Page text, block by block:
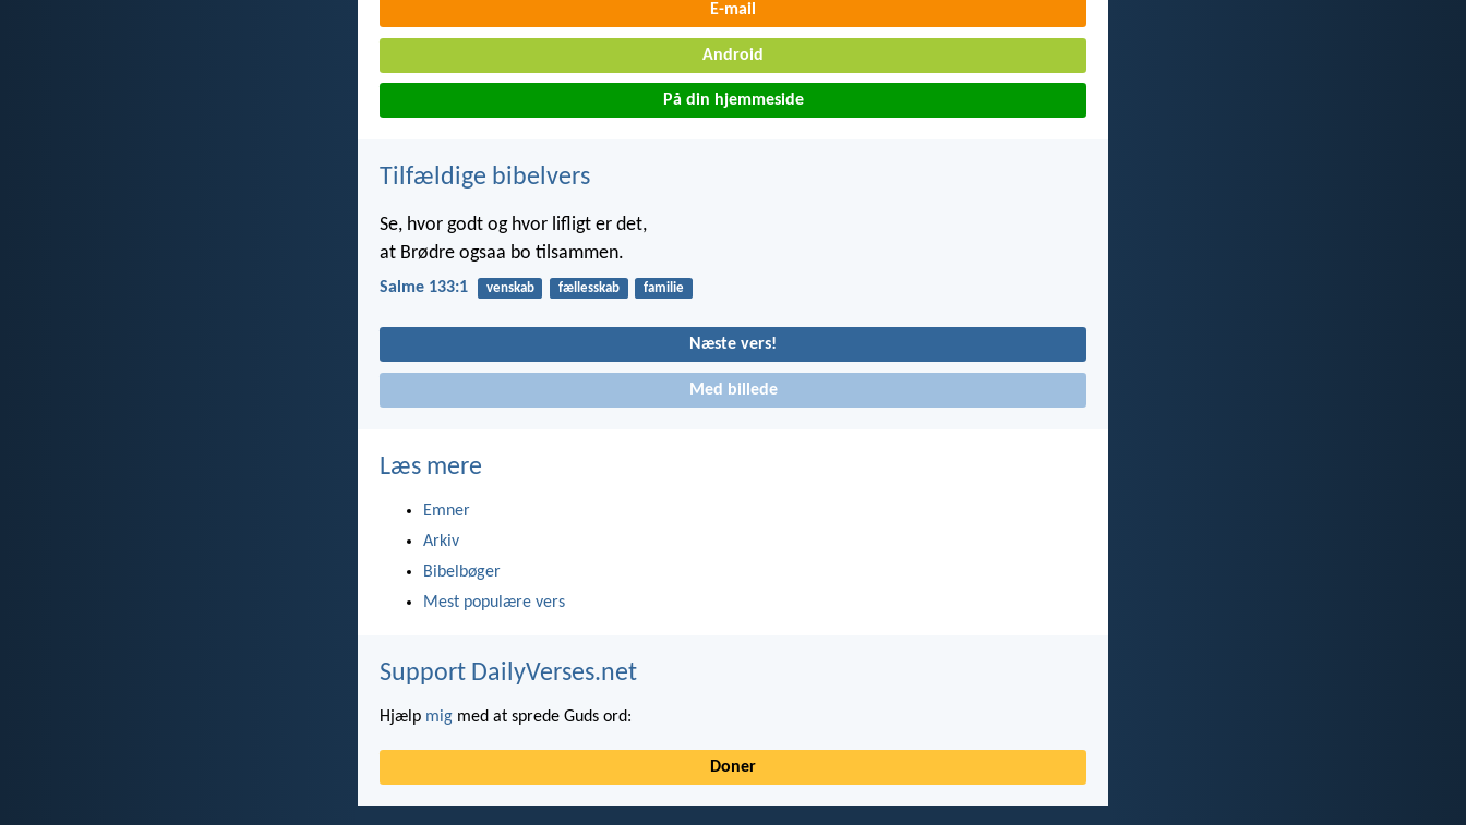
E-mail
Android
På din hjemmeside
Tilfældige bibelvers
Se, hvor godt og hvor lifligt er det,
at Brødre ogsaa bo tilsammen.
Salme 133:1 venskab fællesskab familie
Næste vers!
Med billede
Læs mere
Emner
Arkiv
Bibelbøger
Mest populære vers
Support DailyVerses.net
Hjælp mig med at sprede Guds ord:
Doner